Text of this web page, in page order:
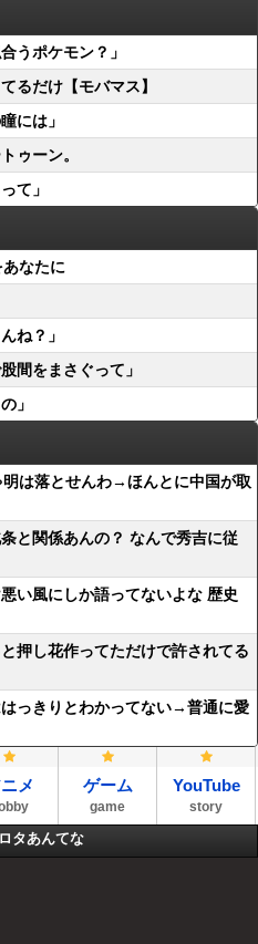
うポケモン？」
るだけ【モバマス】
には」
ゥーン。
て」
あなたに
ね？」
間をまさぐって」
」
明は落とせんわ→ほんとに中国が取
と関係あんの？ なんで秀吉に従
い風にしか語ってないよな 歴史
押し花作ってただけで許されてる
はっきりとわかってない→普通に愛
メ ゲーム
game
YouTube
story
タあんてな